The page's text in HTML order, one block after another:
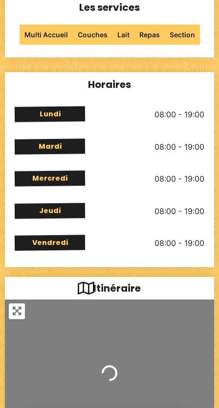
Les services
Multi Accueil Couches Lait Repas Section
Horaires
Lundi 08:00 - 19:00
Mardi 08:00 - 19:00
Mercredi 08:00 - 19:00
Jeudi 08:00 - 19:00
Vendredi 08:00 - 19:00
Itinéraire
Chargement...